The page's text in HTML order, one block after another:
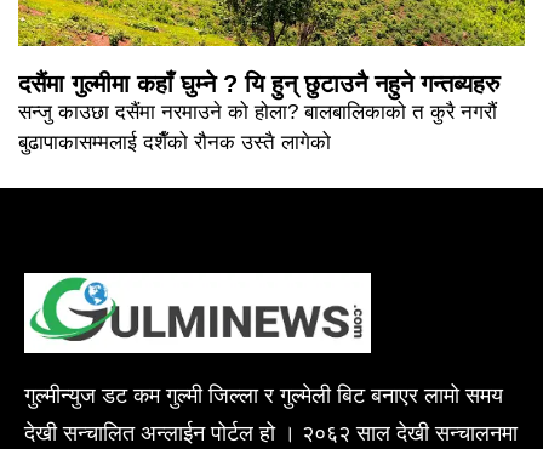
दसैंमा गुल्मीमा कहाँ घुम्ने ? यि हुन् छुटाउनै नहुने गन्तब्यहरु
सन्जु काउछा दसैंमा नरमाउने को होला? बालबालिकाको त कुरै नगरौं
बुढापाकासम्मलाई दशैँको रौनक उस्तै लागेको
गुल्मीन्युज डट कम गुल्मी जिल्ला र गुल्मेली बिट बनाएर लामो समय
देखी सन्चालित अन्लाईन पोर्टल हो । २०६२ साल देखी सन्चालनमा